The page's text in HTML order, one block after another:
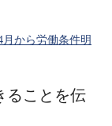
から労働条件明
ることを伝